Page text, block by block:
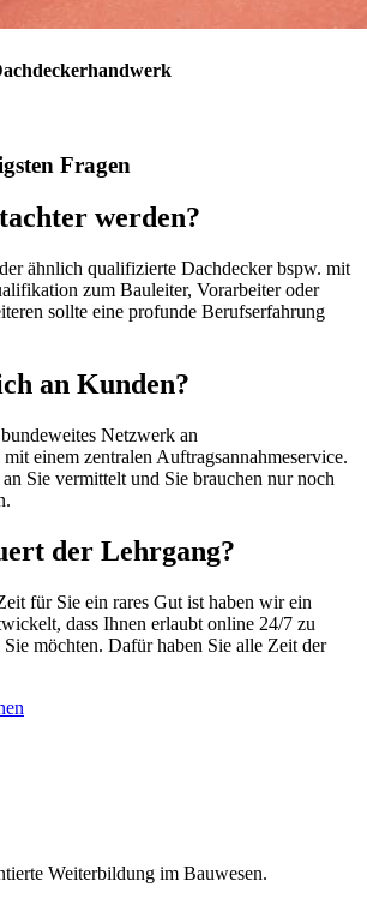
Fragen
werden?
ähnlich qualifizierte Dachdecker bspw. mit
zum Bauleiter, Vorarbeiter oder
sollte eine profunde Berufserfahrung
an Kunden?
Netzwerk an
einem zentralen Auftragsannahmeservice.
Sie vermittelt und Sie brauchen nur noch
der Lehrgang?
für Sie ein rares Gut ist haben wir ein
dass Ihnen erlaubt online 24/7 zu
möchten. Dafür haben Sie alle Zeit der
Weiterbildung im Bauwesen.